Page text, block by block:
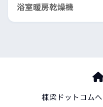
浴室暖房乾燥機
棟梁ドットコムへ